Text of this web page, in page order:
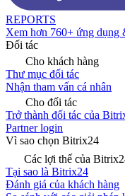
REPORTS
Xem hơn 760+ ứng dụng
Đối tác
Cho khách hàng
Thư mục đối tác
Nhận tham vấn cá nhân
Cho đối tác
Trở thành đối tác của
Partner login
Vì sao chọn Bitrix24
Các lợi thế của
Tại sao là Bitrix24
Đánh giá của khách hàng